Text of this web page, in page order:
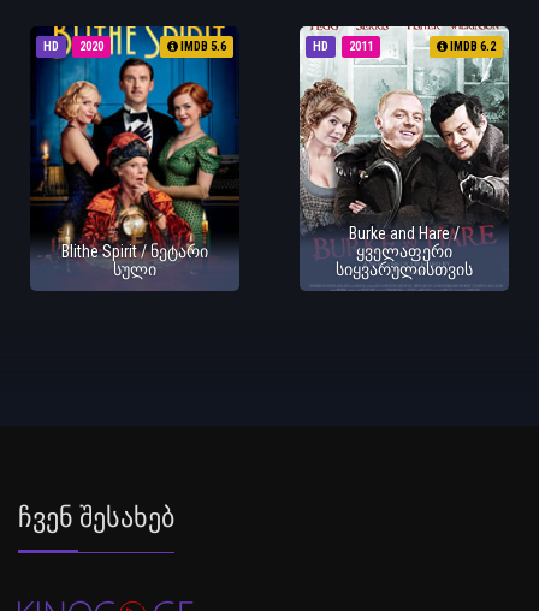
HD 2020 IMDB 5.6
Blithe Spirit / ნეტარი
სული
HD 2011 IMDB 6.2
Burke and Hare /
ყველაფერი
სიყვარულისთვის
Ჩვენ Შესახებ